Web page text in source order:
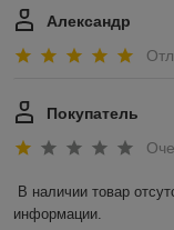
Александр
Покупатель
В наличии товар
информации.